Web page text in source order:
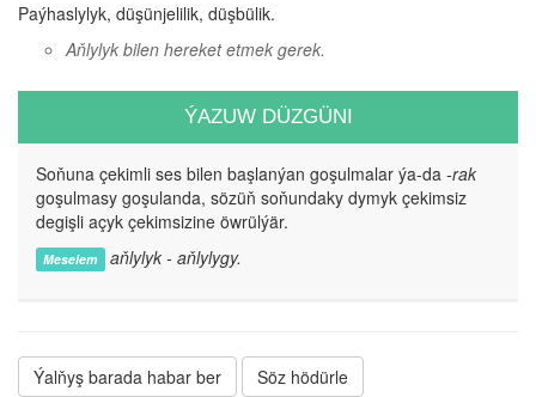
Paýhaslylyk, düşünjelilik, düşbülik.
Aňlylyk bilen hereket etmek gerek.
ÝAZUW DÜZGÜNI
Soňuna çekimli ses bilen başlanýan goşulmalar ýa-da -rak
goşulmasy goşulanda, sözüň soňundaky dymyk çekimsiz
degişli açyk çekimsizine öwrülýär.
Meselem aňlylyk - aňlylygy.
Ýalňyş barada habar ber Söz hödürle